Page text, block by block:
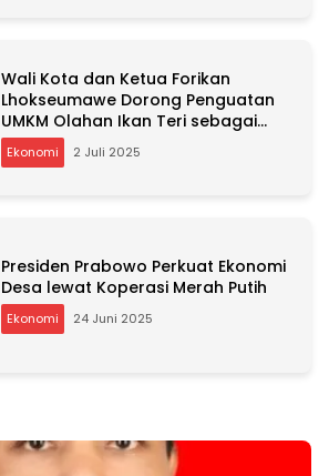
Wali Kota dan Ketua Forikan
Lhokseumawe Dorong Penguatan
UMKM Olahan Ikan Teri sebagai
Program Unggulan
Ekonomi 2 Juli 2025
Presiden Prabowo Perkuat Ekonomi
Desa lewat Koperasi Merah Putih
Ekonomi 24 Juni 2025